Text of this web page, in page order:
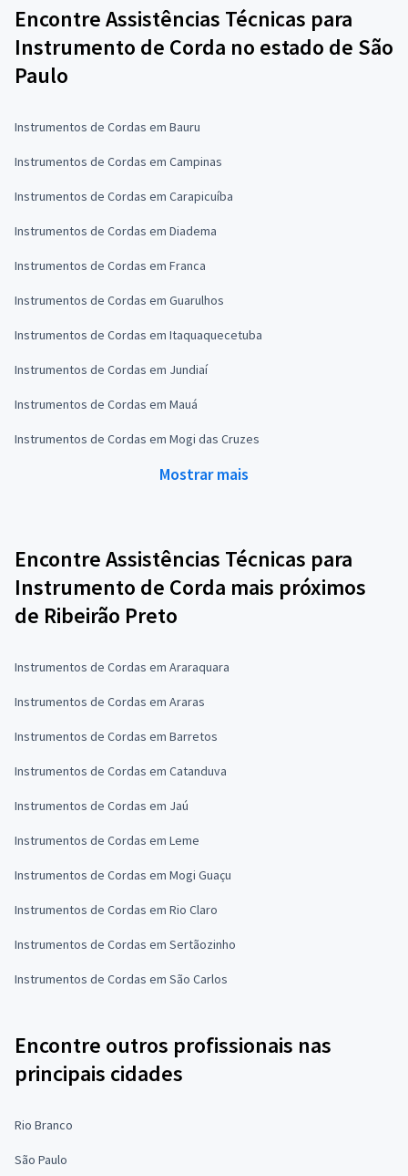
Encontre Assistências Técnicas para
Instrumento de Corda no estado de São
Paulo
Instrumentos de Cordas em Bauru
Instrumentos de Cordas em Campinas
Instrumentos de Cordas em Carapicuíba
Instrumentos de Cordas em Diadema
Instrumentos de Cordas em Franca
Instrumentos de Cordas em Guarulhos
Instrumentos de Cordas em Itaquaquecetuba
Instrumentos de Cordas em Jundiaí
Instrumentos de Cordas em Mauá
Instrumentos de Cordas em Mogi das Cruzes
Mostrar mais
Encontre Assistências Técnicas para
Instrumento de Corda mais próximos
de Ribeirão Preto
Instrumentos de Cordas em Araraquara
Instrumentos de Cordas em Araras
Instrumentos de Cordas em Barretos
Instrumentos de Cordas em Catanduva
Instrumentos de Cordas em Jaú
Instrumentos de Cordas em Leme
Instrumentos de Cordas em Mogi Guaçu
Instrumentos de Cordas em Rio Claro
Instrumentos de Cordas em Sertãozinho
Instrumentos de Cordas em São Carlos
Encontre outros profissionais nas
principais cidades
Rio Branco
São Paulo